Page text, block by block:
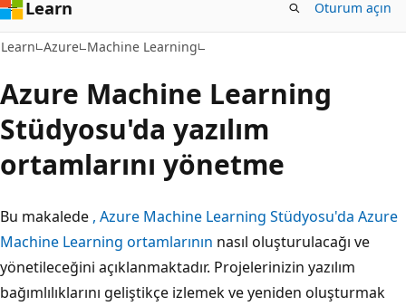
Learn Oturum açın
Learn Azure Machine Learning
Azure Machine Learning
Stüdyosu'da yazılım
ortamlarını yönetme
Bu makalede , Azure Machine Learning Stüdyosu'da Azure
Machine Learning ortamlarının nasıl oluşturulacağı ve
yönetileceğini açıklanmaktadır. Projelerinizin yazılım
bağımlılıklarını geliştikçe izlemek ve yeniden oluşturmak